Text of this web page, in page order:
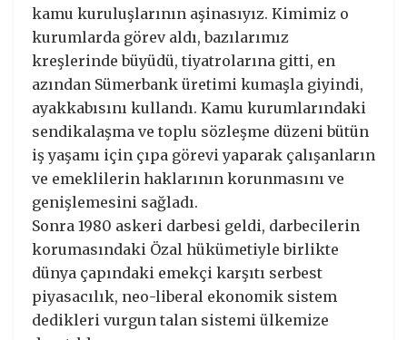
kamu kuruluşlarının aşinasıyız. Kimimiz o
kurumlarda görev aldı, bazılarımız
kreşlerinde büyüdü, tiyatrolarına gitti, en
azından Sümerbank üretimi kumaşla giyindi,
ayakkabısını kullandı. Kamu kurumlarındaki
sendikalaşma ve toplu sözleşme düzeni bütün
iş yaşamı için çıpa görevi yaparak çalışanların
ve emeklilerin haklarının korunmasını ve
genişlemesini sağladı.
Sonra 1980 askeri darbesi geldi, darbecilerin
korumasındaki Özal hükümetiyle birlikte
dünya çapındaki emekçi karşıtı serbest
piyasacılık, neo-liberal ekonomik sistem
dedikleri vurgun talan sistemi ülkemize